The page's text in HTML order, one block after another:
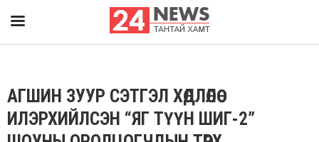
АГШИН ЗУУР СЭТГЭЛ ХӨДЛӨЛӨӨ
ИЛЭРХИЙЛСЭН “ЯГ ТҮҮН ШИГ-2”